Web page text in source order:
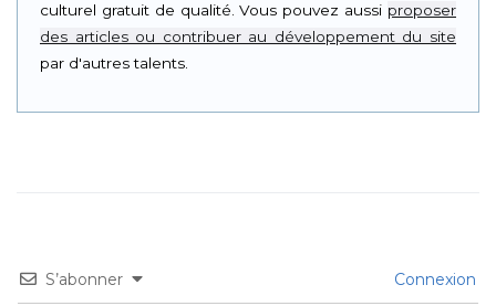
culturel gratuit de qualité. Vous pouvez aussi proposer
des articles ou contribuer au développement du site
par d'autres talents.
S’abonner Connexion